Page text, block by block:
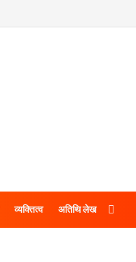
व्यक्तित्व अतिथि लेख